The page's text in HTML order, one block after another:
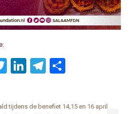
Twitter
LinkedIn
Telegram
tijdens de benefiet 14,15 en 16 april